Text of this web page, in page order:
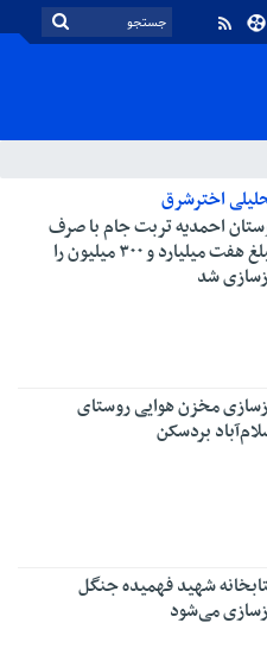
اخترشرق
احمدیه تربت جام با صرف
مبلغ هفت میلیارد و ۳۰۰ میلیون را
شد
مخزن هوایی روستای
بردسکن
شهید فهمیده جنگل
می‌شود